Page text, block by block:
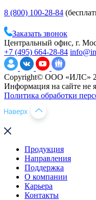
8 (800) 100-28-84
Заказать звонок
Центральный офис, г.
+7 (495) 664-28-84
Copyright© ООО «ИЛС»
Информация на сайте не
Политика обработки
Продукция
Направления
Поддержка
О компании
Карьера
Контакты